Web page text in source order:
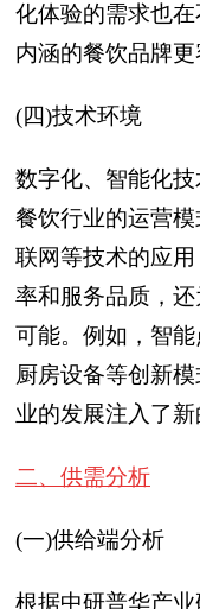
化体验的需求也
内涵的餐饮品牌更
(四)技术环境
数字化、智能化
餐饮行业的运营
联网等技术的应
率和服务品质，
可能。例如，智
厨房设备等创新
业的发展注入了新
二、供需分析
(一)供给端分析
根据中研普华产